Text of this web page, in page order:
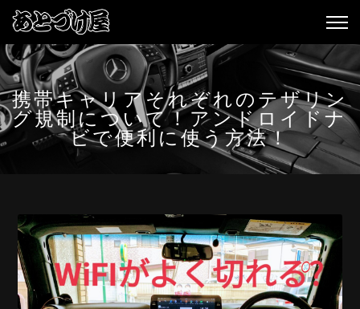
携帯キャリアそれぞれのテザリン
グ規制について！アンドロイドナ
ビで便利に使う方法！